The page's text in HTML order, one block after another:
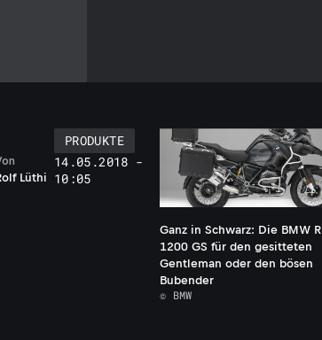
Lüthi
PRODUKTE
14.05.2018 -
10:05
Ganz in Schwarz: Die BMW R
1200 GS für den gesitteten
Gentleman oder den bösen
Bubender
© BMW